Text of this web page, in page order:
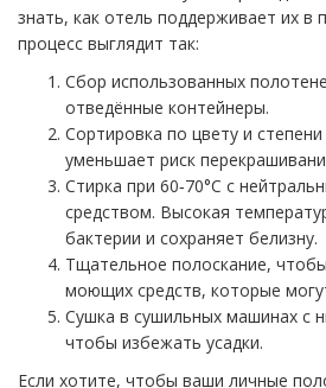
знать, как отель поддерживает их в
процесс выглядит так:
Сбор использованных
отведённые контейнеры.
Сортировка по цвету и степени
уменьшает риск
Стирка при 60‑70°C с
средством. Высокая
бактерии и сохраняет белизну.
Тщательное полоскание,
моющих средств, которые
Сушка в сушильных машинах с
чтобы избежать усадки.
Если хотите, чтобы ваши личные